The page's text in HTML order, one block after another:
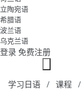
立陶宛语
希腊语
波兰语
乌克兰语
登录 免费注册
学习日语 课程